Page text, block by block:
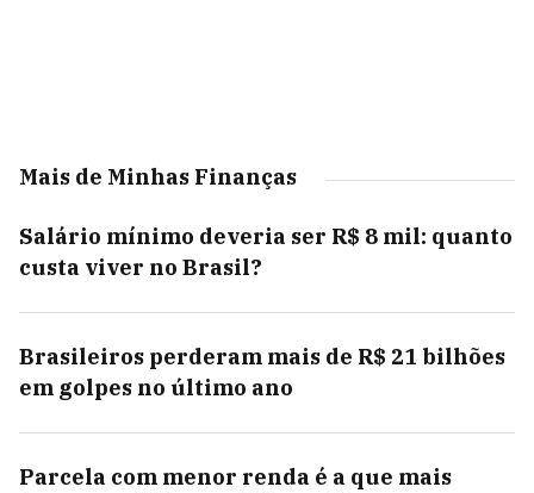
Mais de Minhas Finanças
Salário mínimo deveria ser R$ 8 mil: quanto
custa viver no Brasil?
Brasileiros perderam mais de R$ 21 bilhões
em golpes no último ano
Parcela com menor renda é a que mais